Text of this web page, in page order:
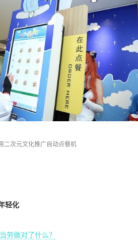
二次元文化推广自动点餐机
轻化
劳做对了什么？